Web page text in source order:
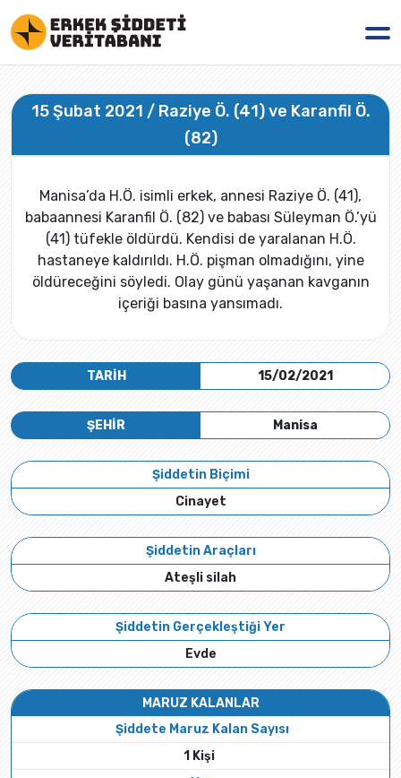
15 Şubat 2021 / Raziye Ö. (41) ve Karanfil Ö.
(82)
Manisa’da H.Ö. isimli erkek, annesi Raziye Ö. (41),
babaannesi Karanfil Ö. (82) ve babası Süleyman Ö.’yü
(41) tüfekle öldürdü. Kendisi de yaralanan H.Ö.
hastaneye kaldırıldı. H.Ö. pişman olmadığını, yine
öldüreceğini söyledi. Olay günü yaşanan kavganın
içeriği basına yansımadı.
TARİH 15/02/2021
Manisa
ŞEHİR
Şiddetin Biçimi
Cinayet
Şiddetin Araçları
Ateşli silah
Şiddetin Gerçekleştiği Yer
Evde
MARUZ KALANLAR
Şiddete Maruz Kalan Sayısı
1 Kişi